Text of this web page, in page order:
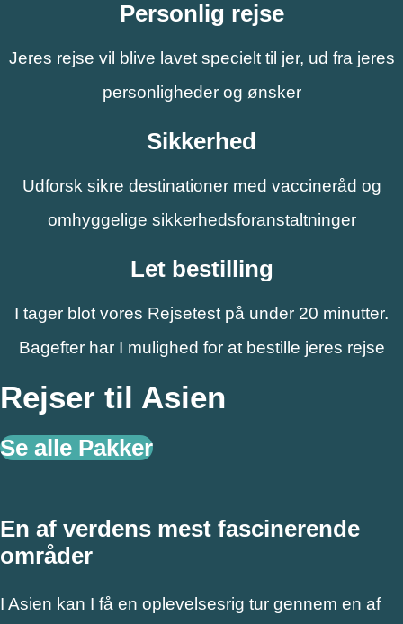
Personlig rejse
Jeres rejse vil blive lavet specielt til jer, ud fra jeres
personligheder og ønsker
Sikkerhed
Udforsk sikre destinationer med vaccineråd og
omhyggelige sikkerhedsforanstaltninger
Let bestilling
I tager blot vores Rejsetest på under 20 minutter.
Bagefter har I mulighed for at bestille jeres rejse
Rejser til Asien
Se alle Pakker
En af verdens mest fascinerende
områder
I Asien kan I få en oplevelsesrig tur gennem en af